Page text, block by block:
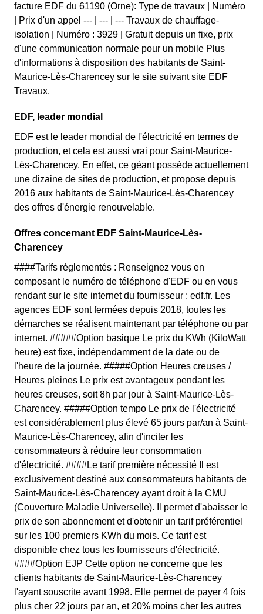
facture EDF du 61190 (Orne): Type de travaux | Numéro
| Prix d'un appel --- | --- | --- Travaux de chauffage-
isolation | Numéro : 3929 | Gratuit depuis un fixe, prix
d'une communication normale pour un mobile Plus
d'informations à disposition des habitants de Saint-
Maurice-Lès-Charencey sur le site suivant site EDF
Travaux.
EDF, leader mondial
EDF est le leader mondial de l'électricité en termes de
production, et cela est aussi vrai pour Saint-Maurice-
Lès-Charencey. En effet, ce géant possède actuellement
une dizaine de sites de production, et propose depuis
2016 aux habitants de Saint-Maurice-Lès-Charencey
des offres d'énergie renouvelable.
Offres concernant EDF Saint-Maurice-Lès-
Charencey
####Tarifs réglementés : Renseignez vous en
composant le numéro de téléphone d'EDF ou en vous
rendant sur le site internet du fournisseur : edf.fr. Les
agences EDF sont fermées depuis 2018, toutes les
démarches se réalisent maintenant par téléphone ou par
internet. #####Option basique Le prix du KWh (KiloWatt
heure) est fixe, indépendamment de la date ou de
l'heure de la journée. #####Option Heures creuses /
Heures pleines Le prix est avantageux pendant les
heures creuses, soit 8h par jour à Saint-Maurice-Lès-
Charencey. #####Option tempo Le prix de l'électricité
est considérablement plus élevé 65 jours par/an à Saint-
Maurice-Lès-Charencey, afin d'inciter les
consommateurs à réduire leur consommation
d'électricité. ####Le tarif première nécessité Il est
exclusivement destiné aux consommateurs habitants de
Saint-Maurice-Lès-Charencey ayant droit à la CMU
(Couverture Maladie Universelle). Il permet d'abaisser le
prix de son abonnement et d'obtenir un tarif préférentiel
sur les 100 premiers KWh du mois. Ce tarif est
disponible chez tous les fournisseurs d'électricité.
####Option EJP Cette option ne concerne que les
clients habitants de Saint-Maurice-Lès-Charencey
l'ayant souscrite avant 1998. Elle permet de payer 4 fois
plus cher 22 jours par an, et 20% moins cher les autres